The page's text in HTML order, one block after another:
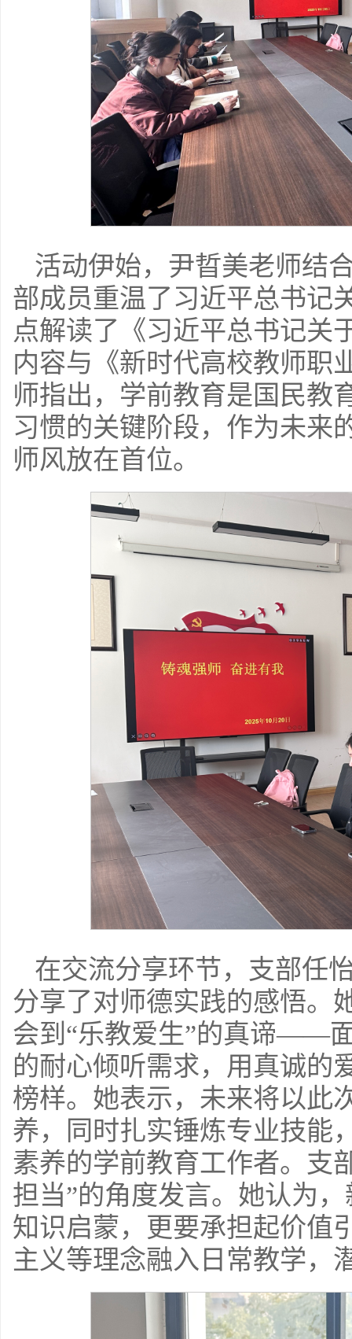
活动伊始，尹晢美老师结
部成员重温了习近平总书记
点解读了《习近平总书记关
内容与《新时代高校教师职
师指出，学前教育是国民教
习惯的关键阶段，作为未来
师风放在首位。
在交流分享环节，支部任
分享了对师德实践的感悟。
会到“乐教爱生”的真谛——
的耐心倾听需求，用真诚的
榜样。她表示，未来将以此
养，同时扎实锤炼专业技能
素养的学前教育工作者。支
担当”的角度发言。她认为
知识启蒙，更要承担起价值
主义等理念融入日常教学，